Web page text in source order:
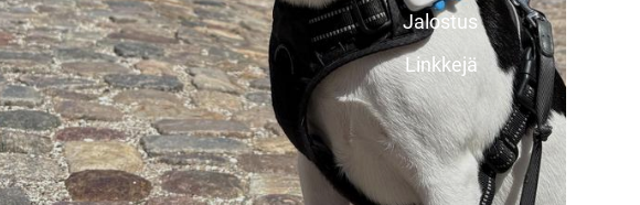
Jalostus
Linkkejä